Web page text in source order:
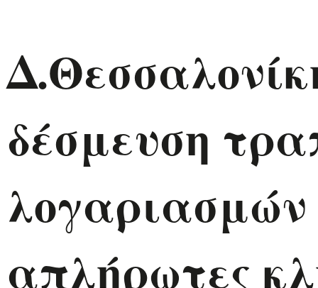
δέσμευση
λογαριασμών
απλήρωτες